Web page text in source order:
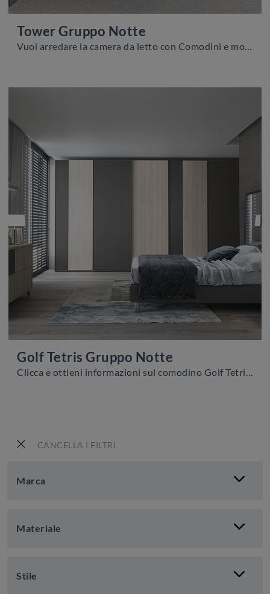
CANCELLA I FILTRI
Marca
Materiale
Stile
Tower Gruppo Notte
Vuoi arredare la camera da letto con Comodini e mobili con cassetti di Colombini Casa? Ecco qui il modello Tower Gruppo Notte in melaminico per spazi ...
Golf Tetris Gruppo Notte
Clicca e ottieni informazioni sul comodino Golf Tetris Gruppo Notte: Comodini e cassettiere di Colombini Casa sono ideali per spazi moderni.